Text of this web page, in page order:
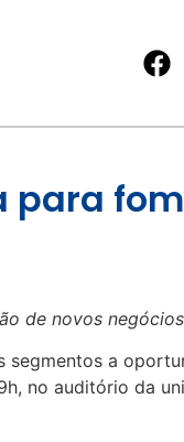
para
de novos negócios
segmentos a
no auditório da